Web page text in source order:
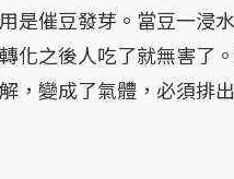
是催豆發芽。當豆一浸
化之後人吃了就無害了
，變成了氣體，必須排